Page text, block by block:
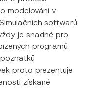
modelování v
softwarů
je snadné pro
programů
proto prezentuje
získané